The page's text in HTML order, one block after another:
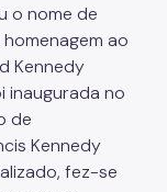
o nome de
homenagem ao
Kennedy
inaugurada no
de
Kennedy
fez-se